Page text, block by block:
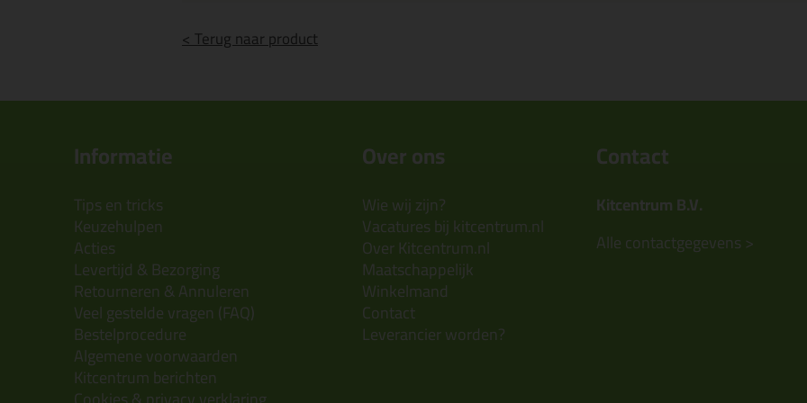
< Terug naar product
Informatie
Tips en tricks
Keuzehulpen
Acties
Levertijd & Bezorging
Retourneren & Annuleren
Veel gestelde vragen (FAQ)
Bestelprocedure
Algemene voorwaarden
Kitcentrum berichten
Over ons
Wie wij zijn?
Vacatures bij kitcentrum.nl
Over Kitcentrum.nl
Maatschappelijk
Winkelmand
Contact
Leverancier worden?
Contact
Kitcentrum B.V.
Alle contactgegevens >